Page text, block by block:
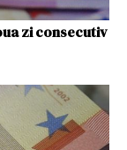
zi consecutiv